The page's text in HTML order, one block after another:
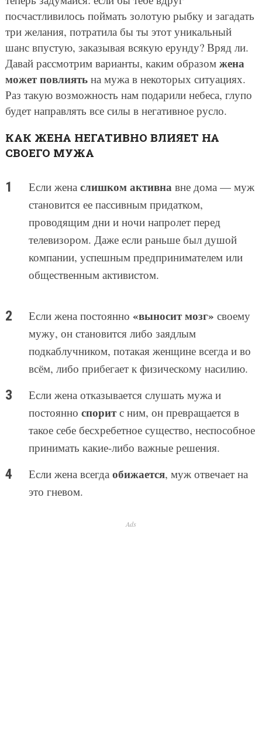
посчастливилось поймать золотую рыбку и загадать
три желания, потратила бы ты этот уникальный
шанс впустую, заказывая всякую ерунду? Вряд ли.
Давай рассмотрим варианты, каким образом жена
может повлиятьна мужа в некоторых ситуациях.
Раз такую возможность нам подарили небеса, глупо
будет направлять все силы в негативное русло.
КАК ЖЕНА НЕГАТИВНО ВЛИЯЕТ НА
СВОЕГО МУЖА
Если жена слишком активнавне дома — муж
становится ее пассивным придатком,
проводящим дни и ночи напролет перед
телевизором. Даже если раньше был душой
компании, успешным предпринимателем или
общественным активистом.
Если жена постоянно «выносит мозг» своему
мужу, он становится либо заядлым
подкаблучником, потакая женщине всегда и во
всём, либо прибегает к физическому насилию.
Если жена отказывается слушать мужа и
постоянно споритс ним, он превращается в
такое себе бесхребетное существо, неспособное
принимать какие-либо важные решения.
Если жена всегда обижается, муж отвечает на
это гневом.
Ads